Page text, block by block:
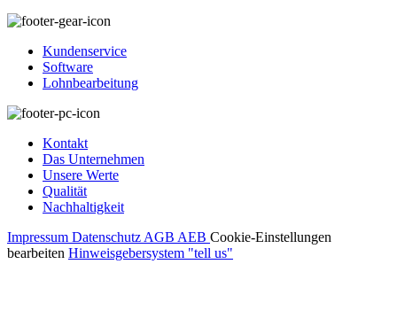
Kundenservice
Software
Lohnbearbeitung
Kontakt
Das Unternehmen
Unsere Werte
Qualität
Nachhaltigkeit
Impressum Datenschutz AGB AEB Cookie-Einstellungen
bearbeiten Hinweisgebersystem "tell us"